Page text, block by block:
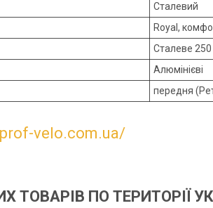
Сталевий
Royal,
Сталеве 250
Алюмінієві
передня
velo.com.ua/
ПО ТЕРИТОРІЇ